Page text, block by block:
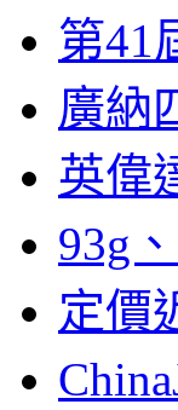
第41
廣納
英偉
93g
定價